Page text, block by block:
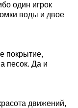
один игрок
воды и двое
покрытие,
песок. Да и
движений,